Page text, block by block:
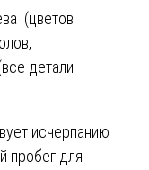
(цветов
детали
исчерпанию
пробег для